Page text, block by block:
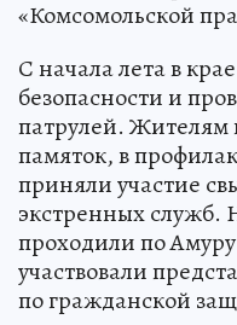
«Комсомольской
С начала лета в
безопасности и
патрулей. Жителям
памяток, в
приняли участие
экстренных
проходили по
участвовали
по гражданской